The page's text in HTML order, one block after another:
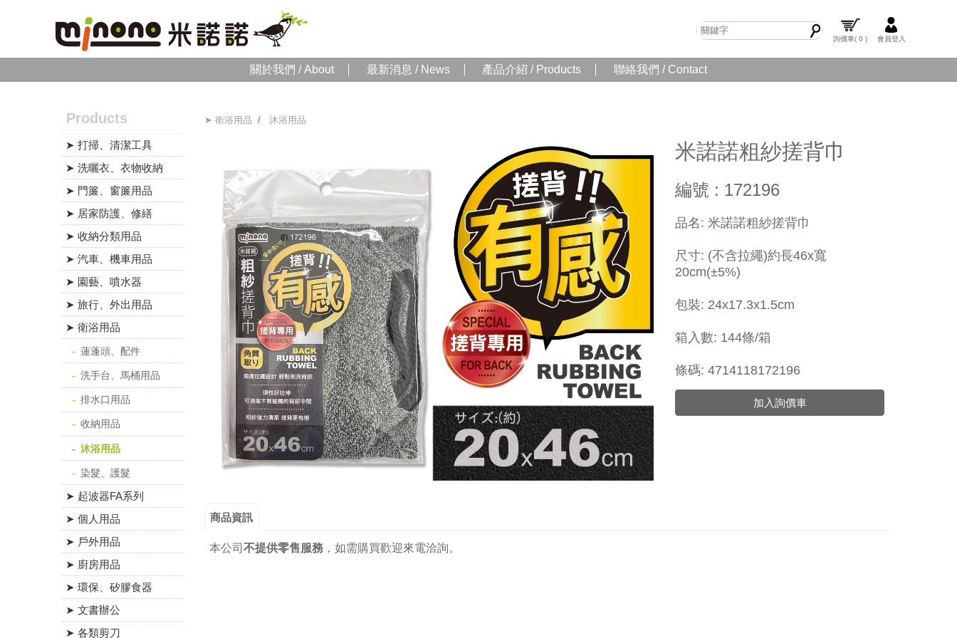
詢價車( 0 ) 會員登入
關於我們 / About 最新消息 / News 產品介紹 / Products 聯絡我們 / Contact
Products
➤ 打掃、清潔工具
➤ 洗曬衣、衣物收納
➤ 門簾、窗簾用品
➤ 居家防護、修繕
➤ 收納分類用品
➤ 汽車、機車用品
➤ 園藝、噴水器
➤ 旅行、外出用品
➤ 衛浴用品
蓮蓬頭、配件
洗手台、馬桶用品
排水口用品
收納用品
沐浴用品
染髮、護髮
➤ 起波器FA系列
➤ 個人用品
➤ 戶外用品
➤ 廚房用品
➤ 環保、矽膠食器
➤ 文書辦公
➤ 各類剪刀
➤ 衛浴用品 / 沐浴用品
米諾諾粗紗搓背巾
編號 : 172196
品名: 米諾諾粗紗搓背巾
尺寸: (不含拉繩)約長46x寬
20cm(±5%)
包裝: 24x17.3x1.5cm
箱入數: 144條/箱
條碼: 4714118172196
加入詢價車
商品資訊
本公司不提供零售服務 ，如需購買歡迎來電洽詢。